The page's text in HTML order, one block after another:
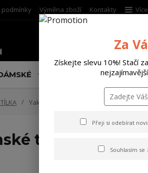
podmínky Výměna zboží Kontakty Více
Yakuza pánské tričko Care Allover
tričko Care
Za
Získejte slevu 10%! Stačí
Přeji si odebírat
Souhlasím se